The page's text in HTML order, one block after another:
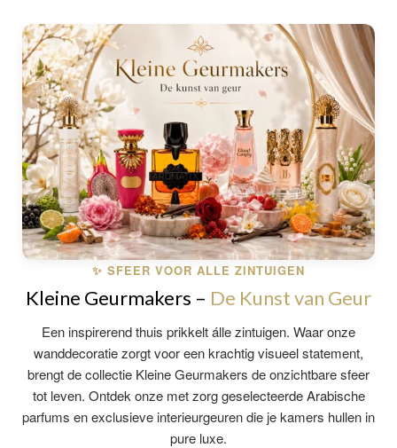
✨ SFEER VOOR ALLE ZINTUIGEN
Kleine Geurmakers – De Kunst van Geur
Een inspirerend thuis prikkelt álle zintuigen. Waar onze
wanddecoratie zorgt voor een krachtig visueel statement,
brengt de collectie Kleine Geurmakers de onzichtbare sfeer
tot leven. Ontdek onze met zorg geselecteerde Arabische
parfums en exclusieve interieurgeuren die je kamers hullen in
pure luxe.